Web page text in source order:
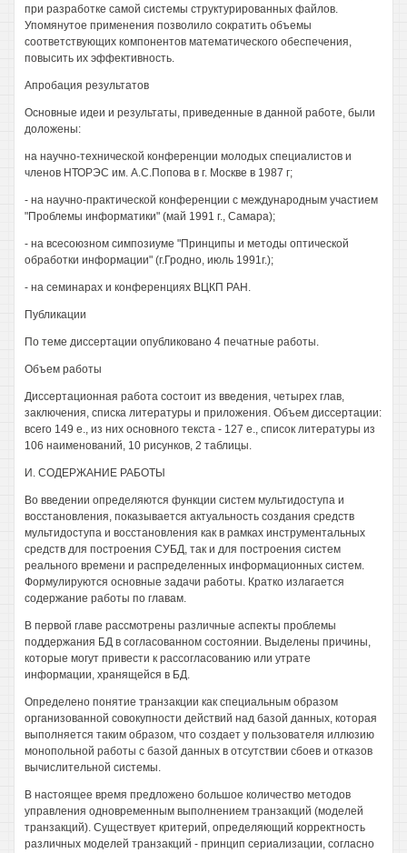
при разработке самой системы структурированных файлов.
Упомянутое применения позволило сократить объемы
соответствующих компонентов математического обеспечения,
повысить их эффективность.
Апробация результатов
Основные идеи и результаты, приведенные в данной работе, были
доложены:
на научно-технической конференции молодых специалистов и
членов НТОРЭС им. А.С.Попова в г. Москве в 1987 г;
- на научно-практической конференции с международным участием
"Проблемы информатики" (май 1991 г., Самара);
- на всесоюзном симпозиуме "Принципы и методы оптической
обработки информации" (г.Гродно, июль 1991г.);
- на семинарах и конференциях ВЦКП РАН.
Публикации
По теме диссертации опубликовано 4 печатные работы.
Объем работы
Диссертационная работа состоит из введения, четырех глав,
заключения, списка литературы и приложения. Объем диссертации:
всего 149 е., из них основного текста - 127 е., список литературы из
106 наименований, 10 рисунков, 2 таблицы.
И. СОДЕРЖАНИЕ РАБОТЫ
Во введении определяются функции систем мультидоступа и
восстановления, показывается актуальность создания средств
мультидоступа и восстановления как в рамках инструментальных
средств для построения СУБД, так и для построения систем
реального времени и распределенных информационных систем.
Формулируются основные задачи работы. Кратко излагается
содержание работы по главам.
В первой главе рассмотрены различные аспекты проблемы
поддержания БД в согласованном состоянии. Выделены причины,
которые могут привести к рассогласованию или утрате
информации, хранящейся в БД.
Определено понятие транзакции как специальным образом
организованной совокупности действий над базой данных, которая
выполняется таким образом, что создает у пользователя иллюзию
монопольной работы с базой данных в отсутствии сбоев и отказов
вычислительной системы.
В настоящее время предложено большое количество методов
управления одновременным выполнением транзакций (моделей
транзакций). Существует критерий, определяющий корректность
различных моделей транзакций - принцип сериализации, согласно